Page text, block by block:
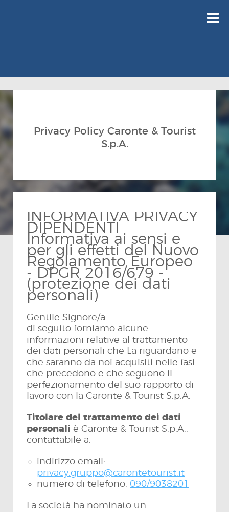
Privacy Policy Caronte & Tourist
S.p.A.
INFORMATIVA PRIVACY
DIPENDENTI
Informativa ai sensi e
per gli effetti del Nuovo
Regolamento Europeo
- DPGR 2016/679 -
(protezione dei dati
personali)
Gentile Signore/a
di seguito forniamo alcune
informazioni relative al trattamento
dei dati personali che La riguardano e
che saranno da noi acquisiti nelle fasi
che precedono e che seguono il
perfezionamento del suo rapporto di
lavoro con la Caronte & Tourist S.p.A.
Titolare del trattamento dei dati
personali è Caronte & Tourist S.p.A.,
contattabile a:
indirizzo email:
privacy.gruppo@carontetourist.it
numero di telefono: 090/9038201
La società ha nominato un